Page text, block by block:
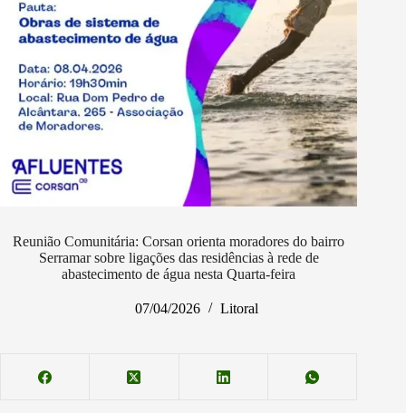
Reunião Comunitária: Corsan orienta moradores do bairro
Serramar sobre ligações das residências à rede de
abastecimento de água nesta Quarta-feira
07/04/2026 Litoral